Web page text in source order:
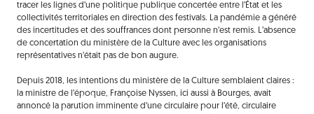
tracer les lignes d’une politique publique concertée entre l’État et les
collectivités territoriales en direction des festivals. La pandémie a généré
des incertitudes et des souffrances dont personne n’est remis. L’absence
de concertation du ministère de la Culture avec les organisations
représentatives n’était pas de bon augure.
Depuis 2018, les intentions du ministère de la Culture semblaient claires :
la ministre de l’époque, Françoise Nyssen, ici aussi à Bourges, avait
annoncé la parution imminente d’une circulaire pour l’été, circulaire